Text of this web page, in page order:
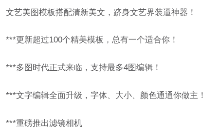
文艺美图模板搭配清新美文，跻身文艺界装逼神器！
***更新超过100个精美模板，总有一个适合你！
***多图时代正式来临，支持最多4图编辑！
***文字编辑全面升级，字体、大小、颜色通通你做主！
***重磅推出滤镜相机